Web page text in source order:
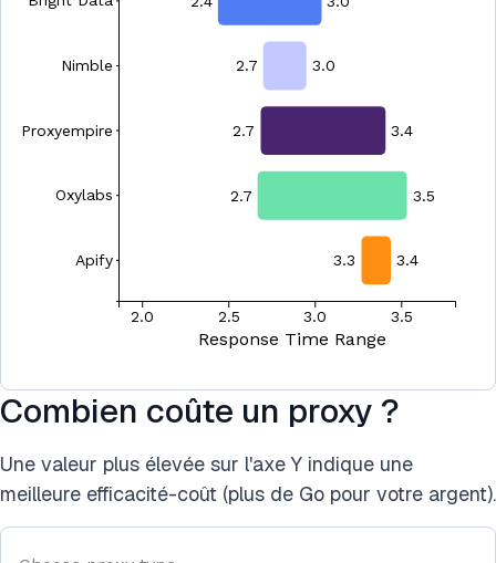
Combien coûte un proxy ?
Une valeur plus élevée sur l'axe Y indique une
meilleure efficacité-coût (plus de Go pour votre argent).